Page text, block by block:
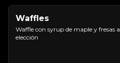
Waffles
Waffle con syrup de maple y fresas a
elección